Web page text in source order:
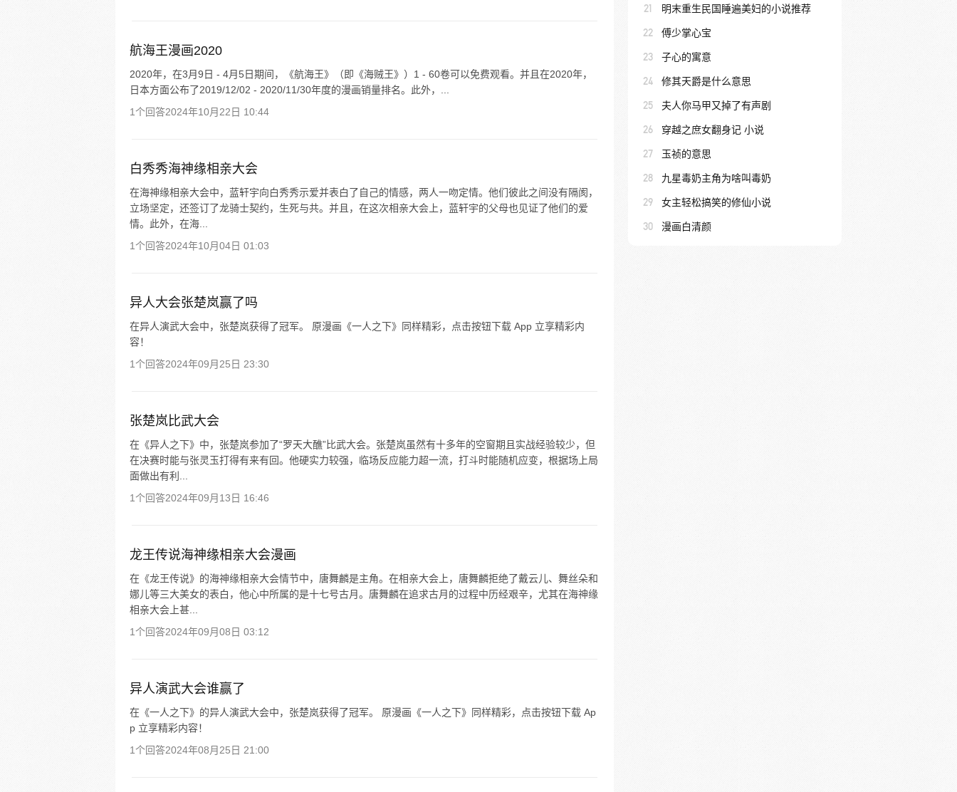
航海王漫画2020
2020年，在3月9日 - 4月5日期间，《航海王》（即《海贼王》）1 - 60卷可以免费观看。并且在2020年，
日本方面公布了2019/12/02 - 2020/11/30年度的漫画销量排名。此外，...
1个回答2024年10月22日 10:44
白秀秀海神缘相亲大会
在海神缘相亲大会中，蓝轩宇向白秀秀示爱并表白了自己的情感，两人一吻定情。他们彼此之间没有隔阂，
立场坚定，还签订了龙骑士契约，生死与共。并且，在这次相亲大会上，蓝轩宇的父母也见证了他们的爱
情。此外，在海...
1个回答2024年10月04日 01:03
异人大会张楚岚赢了吗
在异人演武大会中，张楚岚获得了冠军。 原漫画《一人之下》同样精彩，点击按钮下载 App 立享精彩内
容！
1个回答2024年09月25日 23:30
张楚岚比武大会
在《异人之下》中，张楚岚参加了“罗天大醮”比武大会。张楚岚虽然有十多年的空窗期且实战经验较少，但
在决赛时能与张灵玉打得有来有回。他硬实力较强，临场反应能力超一流，打斗时能随机应变，根据场上局
面做出有利...
1个回答2024年09月13日 16:46
龙王传说海神缘相亲大会漫画
在《龙王传说》的海神缘相亲大会情节中，唐舞麟是主角。在相亲大会上，唐舞麟拒绝了戴云儿、舞丝朵和
娜儿等三大美女的表白，他心中所属的是十七号古月。唐舞麟在追求古月的过程中历经艰辛，尤其在海神缘
相亲大会上甚...
1个回答2024年09月08日 03:12
异人演武大会谁赢了
在《一人之下》的异人演武大会中，张楚岚获得了冠军。 原漫画《一人之下》同样精彩，点击按钮下载 Ap
p 立享精彩内容！
1个回答2024年08月25日 21:00
21 明末重生民国睡遍美妇的小说推荐
22 傅少掌心宝
23 子心的寓意
24 修其天爵是什么意思
25 夫人你马甲又掉了有声剧
26 穿越之庶女翻身记 小说
27 玉祯的意思
28 九星毒奶主角为啥叫毒奶
29 女主轻松搞笑的修仙小说
30 漫画白清颜